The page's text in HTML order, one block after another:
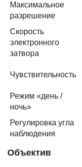
Максимальное
разрешение
Скорость
электронного
затвора
Чувствительность
Режим «день /
ночь»
Регулировка угла
наблюдения
Объектив